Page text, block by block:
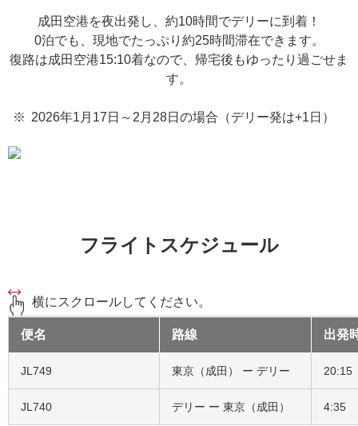
成田空港を夜出発し、約10時間でデリーに到着！
0泊でも、現地でたっぷり約25時間滞在できます。
復路は成田空港15:10着なので、帰宅後もゆったり過ごせま
す。
2026年1月17日～2月28日の場合（デリー発は+1日）
フライトスケジュール
横にスクロールしてください。
便名 路線 出発
JL749 東京（成田） ー デリー 20:15
JL740 デリー ー 東京（成田） 4:35